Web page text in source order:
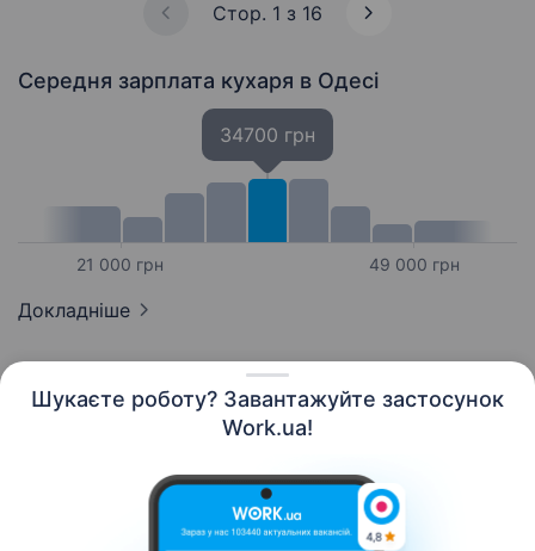
Шукаєте роботу? Завантажуйте застосунок
Work.ua!
Стор. 1 з 16
Середня зарплата кухаря в Одесі
21 000 грн
34700 грн
49 000 грн
Докладніше